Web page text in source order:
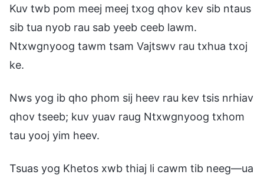
Kuv twb pom meej meej txog qhov kev sib ntaus
sib tua nyob rau sab yeeb ceeb lawm.
Ntxwgnyoog tawm tsam Vajtswv rau txhua txoj
ke.
Nws yog ib qho phom sij heev rau kev tsis nrhiav
qhov tseeb; kuv yuav raug Ntxwgnyoog txhom
tau yooj yim heev.
Tsuas yog Khetos xwb thiaj li cawm tib neeg—ua